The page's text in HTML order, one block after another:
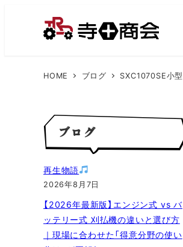
HOME ブログ SXC1070SE小型
ブログ
再生物語
2026年8月7日
【2026年最新版】エンジン式 vs バ
ッテリー式 刈払機の違いと選び方
｜現場に合わせた「得意分野の使い